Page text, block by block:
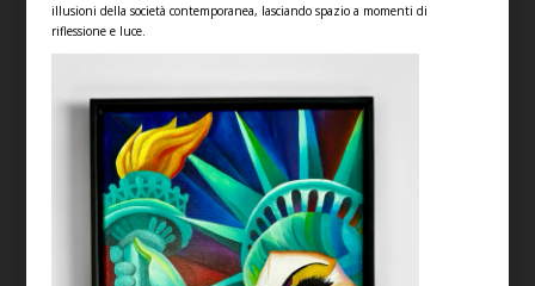
illusioni della società contemporanea, lasciando spazio a momenti di
riflessione e luce.